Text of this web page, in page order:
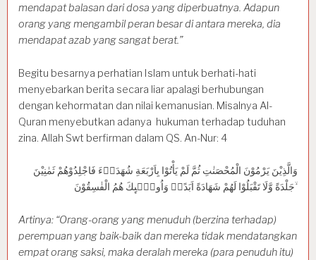
mendapat balasan dari dosa yang diperbuatnya. Adapun
orang yang mengambil peran besar di antara mereka, dia
mendapat azab yang sangat berat.”
Begitu besarnya perhatian Islam untuk berhati-hati
menyebarkan berita secara liar apalagi berhubungan
dengan kehormatan dan nilai kemanusian. Misalnya Al-
Quran menyebutkan adanya hukuman terhadap tuduhan
zina. Allah Swt berfirman dalam QS. An-Nur: 4
وَالَّذِيْنَ يَرْمُوْنَ الْمُحْصَنٰتِ ثُمَّ لَمْ يَأْتُوْا بِاَرْبَعَةِ شُهَدَاۤءَ فَاجْلِدُوْهُمْ ثَمٰنِيْنَ
جَلْدَةً وَّلَا تَقْبَلُوْا لَهُمْ شَهَادَةً اَبَدًاۚ وَاُولٰۤىِٕكَ هُمُ الْفٰسِقُوْنَ ۙ
Artinya: “Orang-orang yang menuduh (berzina terhadap)
perempuan yang baik-baik dan mereka tidak mendatangkan
empat orang saksi, maka deralah mereka (para penuduh itu)